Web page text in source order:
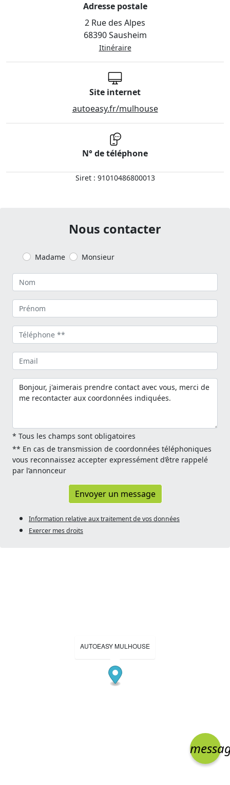
Adresse postale
2 Rue des Alpes
68390 Sausheim
Itinéraire
Site internet
autoeasy.fr/mulhouse
N° de téléphone
Siret : 91010486800013
Nous contacter
Madame Monsieur
* Tous les champs sont obligatoires
** En cas de transmission de coordonnées téléphoniques
vous reconnaissez accepter expressément d’être rappelé
par l’annonceur
Envoyer un message
Information relative aux traitement de vos données
Exercer mes droits
AUTOEASY MULHOUSE